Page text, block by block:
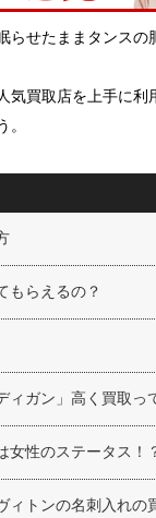
らせたままタンスの
気買取店を上手に利
。
もらえるの？
ィガン」高く買取っ
女性のステータス！
ィトンの名刺入れの